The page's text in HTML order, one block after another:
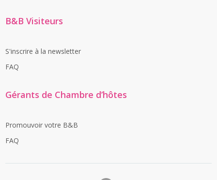
B&B Visiteurs
S'inscrire à la newsletter
FAQ
Gérants de Chambre d’hôtes
Promouvoir votre B&B
FAQ